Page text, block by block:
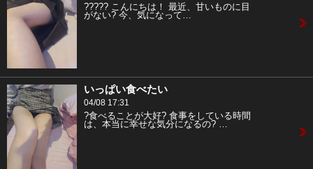
????? こんにちは！ 最近、甘いものに目
がない? 今、気になって…
いっぱい食べたい
04/08 17:31
?食べることが大好? 食事をしている時間
は、本当に幸せな気分になるの? …